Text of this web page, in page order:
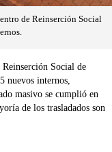
de Reinserción Social
Social de
nuevos internos,
masivo se cumplió en
de los trasladados son